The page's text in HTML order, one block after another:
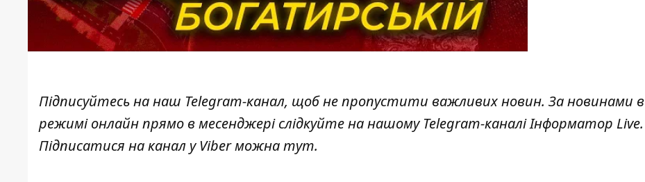
Підписуйтесь на наш Telegram-канал, щоб не пропустити важливих новин. За новинами в
режимі онлайн прямо в месенджері слідкуйте на нашому Telegram-каналіІнформатор Live.
Підписатися на канал у Viber можнатут.